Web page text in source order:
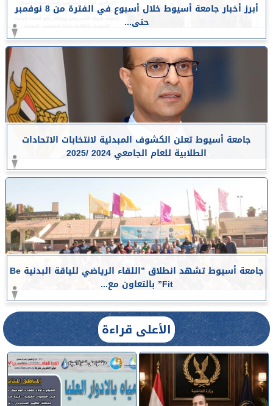
أبرز أخبار جامعة أسيوط خلال أسبوع في الفترة من 8 نوفمبر
حتى...
جامعة أسيوط تعلن الكشوف المبدئية لانتخابات الاتحادات
الطلابية للعام الجامعي 2024 /2025
جامعة أسيوط تشهد انطلاق ”اللقاء الرياضي للياقة البدنية Be
Fit” بالتعاون مع...
الأعلى قراءة